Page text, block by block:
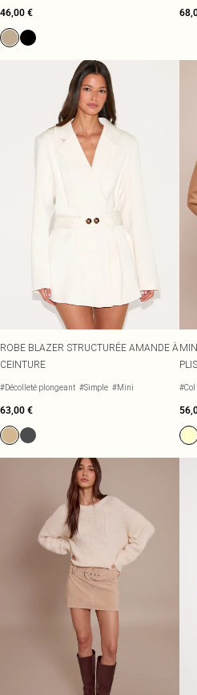
46,00 €
ROBE BLAZER STRUCTURÉE AMANDE À
CEINTURE
#Décolleté plongeant #Simple #Mini
63,00 €